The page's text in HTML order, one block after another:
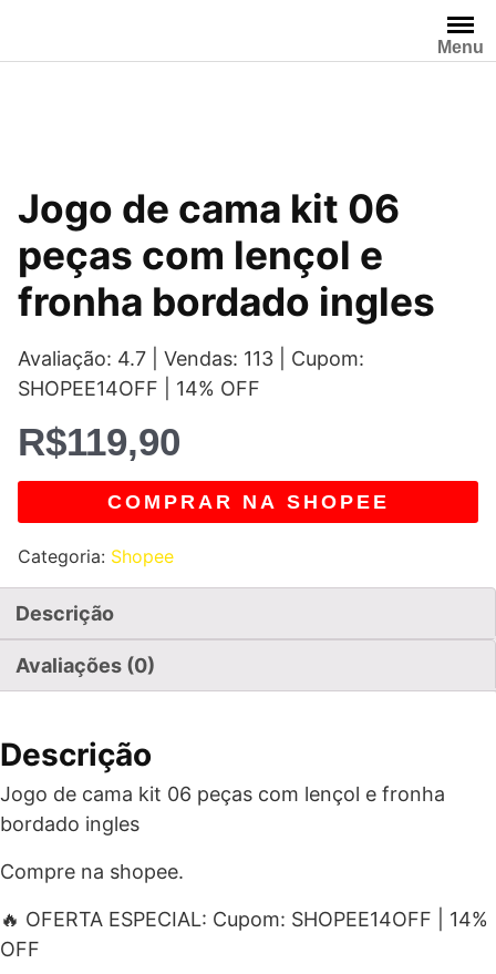
o
Menu
Jogo de cama kit 06
peças com lençol e
fronha bordado ingles
Avaliação: 4.7 | Vendas: 113 | Cupom:
SHOPEE14OFF | 14% OFF
R$119,90
COMPRAR NA SHOPEE
Categoria: Shopee
Descrição
Avaliações (0)
Descrição
Jogo de cama kit 06 peças com lençol e fronha
bordado ingles
Compre na shopee.
🔥 OFERTA ESPECIAL: Cupom: SHOPEE14OFF | 14%
OFF